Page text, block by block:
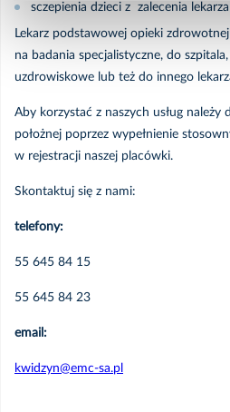
Styczeń
2024
Listopad
Wrzesień
Maj
Marzec
sczepienia dzieci z zalecenia
Lekarz podstawowej opieki
na badania specjalistyczne, do
uzdrowiskowe lub też do innego
Aby korzystać z naszych usług należy
położnej poprzez wypełnienie
w rejestracji naszej placówki.
Skontaktuj się z nami:
telefony:
55 645 84 15
55 645 84 23
email:
kwidzyn@emc-sa.pl